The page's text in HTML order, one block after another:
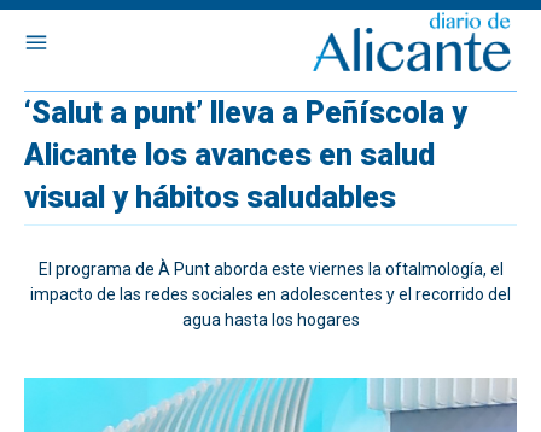
‘Salut a punt’ lleva a Peñíscola y
Alicante los avances en salud
visual y hábitos saludables
El programa de À Punt aborda este viernes la oftalmología, el
impacto de las redes sociales en adolescentes y el recorrido del
agua hasta los hogares